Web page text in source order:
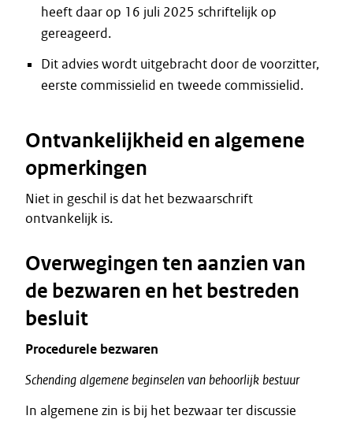
heeft daar op 16 juli 2025 schriftelijk op
gereageerd.
Dit advies wordt uitgebracht door de voorzitter,
eerste commissielid en tweede commissielid.
Ontvankelijkheid en algemene
opmerkingen
Niet in geschil is dat het bezwaarschrift
ontvankelijk is.
Overwegingen ten aanzien van
de bezwaren en het bestreden
besluit
Procedurele bezwaren
Schendingalgemenebeginselenvanbehoorlijkbestuur
In algemene zin is bij het bezwaar ter discussie